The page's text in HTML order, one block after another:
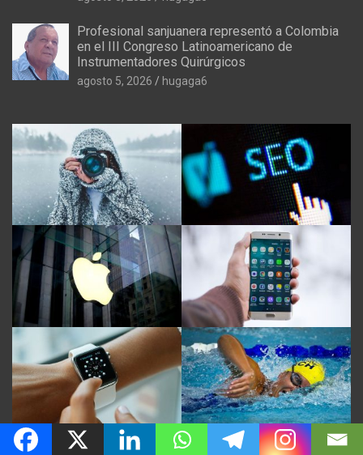
Profesional sanjuanera representó a Colombia
en el III Congreso Latinoamericano de
Instrumentadores Quirúrgicos
agosto 5, 2026 hugaga6